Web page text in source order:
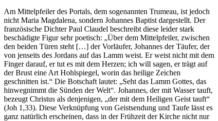
Am Mittelpfeiler des Portals, dem sogenannten Trumeau, ist jedoch
nicht Maria Magdalena, sondern Johannes Baptist dargestellt. Der
französische Dichter Paul Claudel beschreibt diese leider stark
beschädigte Figur sehr poetisch: „Über dem Mittelpfeiler, zwischen
den beiden Türen steht […] der Vorläufer, Johannes der Täufer, der
von jenseits des Jordans auf das Lamm weist. Er weist nicht mit dem
Finger darauf, er tut es mit dem Herzen; ich will sagen, er trägt auf
der Brust eine Art Hohlspiegel, worin das heilige Zeichen
geschnitten ist.“ Die Botschaft lautet: „Seht das Lamm Gottes, das
hinwegnimmt die Sünden der Welt“. Johannes, der mit Wasser tauft,
bezeugt Christus als denjenigen, „der mit dem Heiligen Geist tauft“
(Joh 1,33). Diese Verknüpfung von Geistsendung und Taufe lässt es
ganz natürlich erscheinen, dass in der Frühzeit der Kirche nicht nur